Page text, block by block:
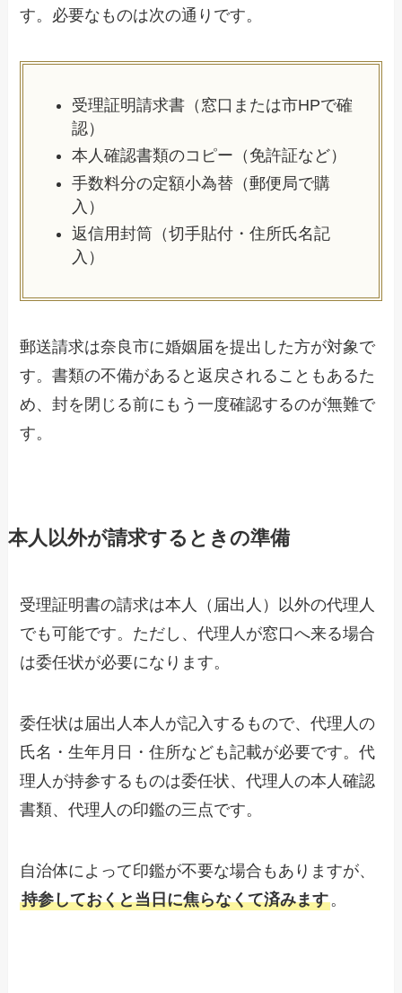
す。必要なものは次の通りです。
受理証明請求書（窓口または市HPで確
認）
本人確認書類のコピー（免許証など）
手数料分の定額小為替（郵便局で購
入）
返信用封筒（切手貼付・住所氏名記
入）
郵送請求は奈良市に婚姻届を提出した方が対象で
す。書類の不備があると返戻されることもあるた
め、封を閉じる前にもう一度確認するのが無難で
す。
本人以外が請求するときの準備
受理証明書の請求は本人（届出人）以外の代理人
でも可能です。ただし、代理人が窓口へ来る場合
は委任状が必要になります。
委任状は届出人本人が記入するもので、代理人の
氏名・生年月日・住所なども記載が必要です。代
理人が持参するものは委任状、代理人の本人確認
書類、代理人の印鑑の三点です。
自治体によって印鑑が不要な場合もありますが、
持参しておくと当日に焦らなくて済みます。